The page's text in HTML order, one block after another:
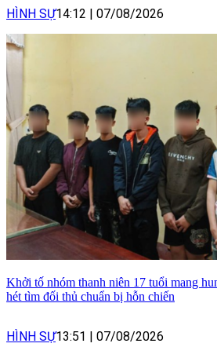
HÌNH SỰ14:12 | 07/08/2026
Khởi tố nhóm thanh niên 17 tuổi mang
hét tìm đối thủ chuẩn bị hỗn chiến
HÌNH SỰ13:51 | 07/08/2026